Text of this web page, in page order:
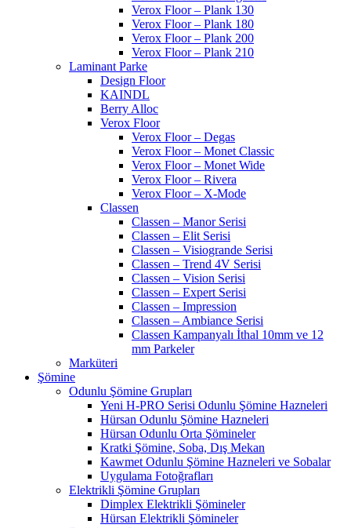
Verox Floor – Plank 130
Verox Floor – Plank 180
Verox Floor – Plank 200
Verox Floor – Plank 210
Laminant Parke
Design Floor
KAINDL
Berry Alloc
Verox Floor
Verox Floor – Degas
Verox Floor – Monet Classic
Verox Floor – Monet Wide
Verox Floor – Rivera
Verox Floor – X-Mode
Classen
Classen – Manor Serisi
Classen – Elit Serisi
Classen – Visiogrande Serisi
Classen – Trend 4V Serisi
Classen – Vision Serisi
Classen – Expert Serisi
Classen – Impression
Classen – Ambiance Serisi
Classen Kampanyalı İthal 10mm ve 12
mm Parkeler
Marküteri
Şömine
Odunlu Şömine Grupları
Yeni H-PRO Serisi Odunlu Şömine Hazneleri
Hürsan Odunlu Şömine Hazneleri
Hürsan Odunlu Orta Şömineler
Kratki Şömine, Soba, Dış Mekan
Kawmet Odunlu Şömine Hazneleri ve Sobalar
Uygulama Fotoğrafları
Elektrikli Şömine Grupları
Dimplex Elektrikli Şömineler
Hürsan Elektrikli Şömineler